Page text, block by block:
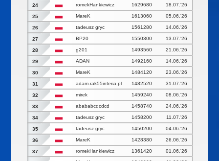
24 romekHankiewicz 1629680 18.07.'26
25 MareK 1613060 05.06.'26
26 tadeusz gryc 1561280 14.06.'26
27 BP20 1550300 13.07.'26
28 g201 1493560 21.06.'26
29 ADAN 1492160 14.06.'26
30 MareK 1484120 23.06.'26
31 adam.rak55interia.pl 1482520 31.07.'26
32 mirek 1459240 08.06.'26
33 abababcdcdcd 1458740 24.06.'26
34 tadeusz gryc 1458200 11.07.'26
35 tadeusz gryc 1450200 04.06.'26
36 MareK 1428380 26.06.'26
37 romekHankiewicz 1361420 01.06.'26